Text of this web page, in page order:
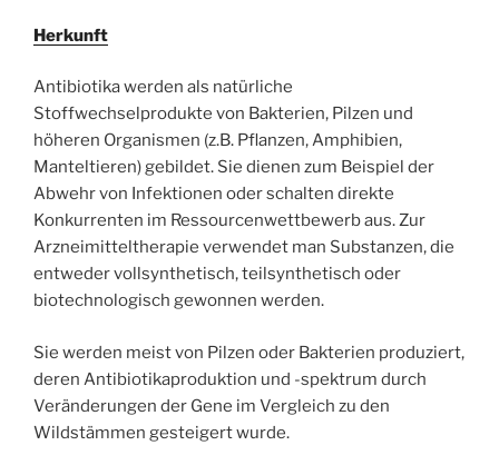
Herkunft
Antibiotika werden als natürliche
Stoffwechselprodukte von Bakterien, Pilzen und
höheren Organismen (z.B. Pflanzen, Amphibien,
Manteltieren) gebildet. Sie dienen zum Beispiel der
Abwehr von Infektionen oder schalten direkte
Konkurrenten im Ressourcenwettbewerb aus. Zur
Arzneimitteltherapie verwendet man Substanzen, die
entweder vollsynthetisch, teilsynthetisch oder
biotechnologisch gewonnen werden.
Sie werden meist von Pilzen oder Bakterien produziert,
deren Antibiotikaproduktion und -spektrum durch
Veränderungen der Gene im Vergleich zu den
Wildstämmen gesteigert wurde.